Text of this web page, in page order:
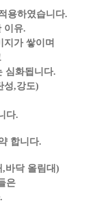
용하였습니다.
이유.
지가 쌓이며
심화됩니다.
성,강도)
다.
합니다.
바닥 올림대)
은